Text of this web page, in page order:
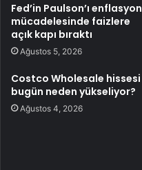
Fed’in Paulson’ı enflasyon
mücadelesinde faizlere
açık kapı bıraktı
Ağustos 5, 2026
Costco Wholesale hissesi
bugün neden yükseliyor?
Ağustos 4, 2026